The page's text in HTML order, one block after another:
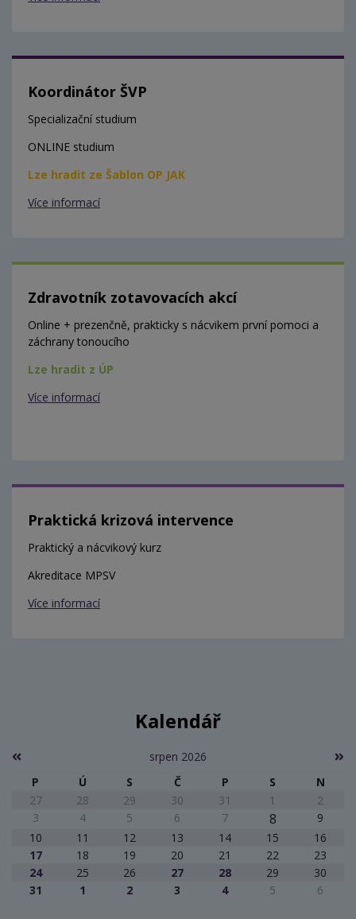
Koordinátor ŠVP
Specializační studium
ONLINE studium
Lze hradit ze Šablon OP JAK
Více informací
Zdravotník zotavovacích akcí
Online + prezenčně, prakticky s nácvikem první pomoci a
záchrany tonoucího
Lze hradit z ÚP
Více informací
Praktická krizová intervence
Praktický a nácvikový kurz
Akreditace MPSV
Více informací
Kalendář
srpen 2026
P
Ú S Č P S
N
27
28 29 30 31 1
2
3
4 5 6 7 8
9
10
11 12 13 14 15
16
17
18 19 20 21 22
23
24
25 26 27 28 29
30
31
1 2 3 4 5 6